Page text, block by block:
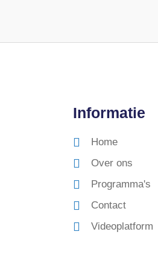
Informatie
Home
Over ons
Programma's
Contact
Videoplatform